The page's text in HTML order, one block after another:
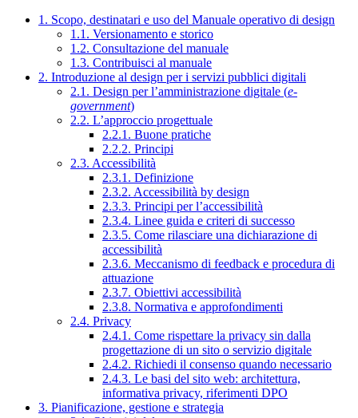
1. Scopo, destinatari e uso del Manuale operativo di design
1.1. Versionamento e storico
1.2. Consultazione del manuale
1.3. Contribuisci al manuale
2. Introduzione al design per i servizi pubblici digitali
2.1. Design per l’amministrazione digitale (e-
government)
2.2. L’approccio progettuale
2.2.1. Buone pratiche
2.2.2. Principi
2.3. Accessibilità
2.3.1. Definizione
2.3.2. Accessibilità by design
2.3.3. Principi per l’accessibilità
2.3.4. Linee guida e criteri di successo
2.3.5. Come rilasciare una dichiarazione di
accessibilità
2.3.6. Meccanismo di feedback e procedura di
attuazione
2.3.7. Obiettivi accessibilità
2.3.8. Normativa e approfondimenti
2.4. Privacy
2.4.1. Come rispettare la privacy sin dalla
progettazione di un sito o servizio digitale
2.4.2. Richiedi il consenso quando necessario
2.4.3. Le basi del sito web: architettura,
informativa privacy, riferimenti DPO
3. Pianificazione, gestione e strategia